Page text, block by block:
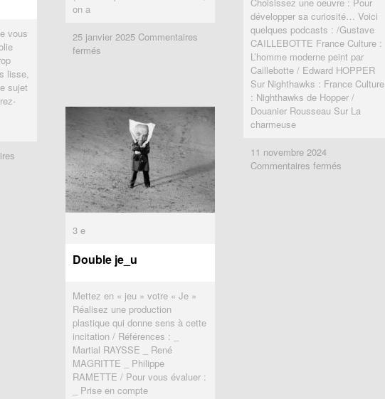
on a
25 janvier 2025 Commentaires
fermés
25 janvier 2025 Commentaires
fermés
vous
lisse,
sujet
développer sa curiosité… Voici
quelques podcasts : /Gustave
CAILLEBOTTE France Culture :
L’homme moderne peint par
Caillebotte / Edward HOPPER
Sur Nighthawks : France Culture
: Nighthawks de Hopper /
Douanier Rousseau Sur La
charmeuse
11 novembre 2024
Commentaires fermés
11 novembre 2024
Commentaires fermés
3 e
Double je_u
Mettez en « jeu » votre « Je »
Réalisez une production
plastique qui donne sens à cette
incitation / Références : _
Martial RAYSSE _ René
MAGRITTE _ Philippe
RAMETTE / Pour vous évaluer :
_ Prise en compte
3 e
Double je_u